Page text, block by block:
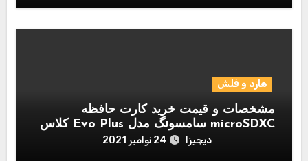
هارد و فلش
مشخصات و قیمت خرید کارت حافظه
microSDXC سامسونگ مدل Evo Plus کلاس
دیجیزا 24 نوامبر 2021